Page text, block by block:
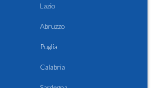
Lazio
Abruzzo
Puglia
Calabria